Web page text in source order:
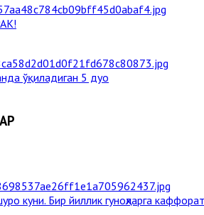
ўқиладиган 5 дуо
куни. Бир йиллик гуноҳларга